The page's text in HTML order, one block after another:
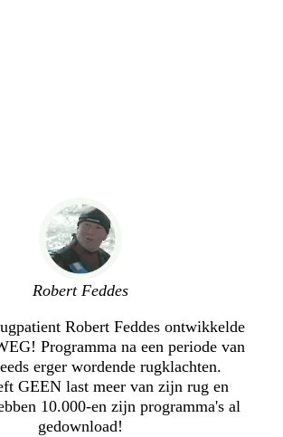
Robert Feddes
Robert Feddes ontwikkelde
Programma na een periode van
erger wordende rugklachten.
GEEN last meer van zijn rug en
10.000-en zijn programma's al
gedownload!